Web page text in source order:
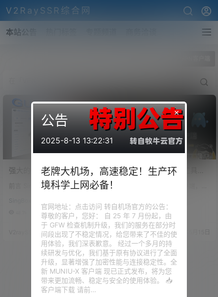
V2RaySSR综合网
本站公告
强大的代理工具！
GUI.For.SingBox 的正确食
用方式！SingBox 内核配
置，规则详细讲解，保姆级
前言 SingBox 大家也不陌生了，
理工具，几乎所有的平台都能够
免费的使用 因为其更新的速度
快，支持的协议广，而备受大家
的喜爱，更是被誉为代理界的“瑞
士军刀”。 但随着 GUI.For.SingB
ox 的出现，让这本身复杂的操
作，变得非常的简单。 视频演示
项目地址 SingBox 官网：点击访
问 SingBox GitHub：点击访问
GUI.For.SingBox…
SingBox
0
V2raySSR综合网 24年8月17日
最新科学上网客户端工具！
亮UI设计，强大的统计功
能。
今各类样式的可视化面板软件的
操作，一路走过来，相信在坐的
各位也是看到的太多太多了。 前
段时间，一款 UI 界面特别漂亮的
软件进入了我们的视线，没错，C
lash.Net，看这个名字，大家也
就明白了这个软件的开发语言以
及使用平台。 因为是需要使用 N
et 环境，所以此款软件目前也就
仅仅只支持Windows平台。既然
46.5k 0
V2raySSR综合网 21年5月15日
×
公告
2025-8-13 13:22:31
老牌大机场，高速稳定！生产环
境科学上网必备！
官网地址：点击访问 转自机场官方的公告：
尊敬的客户，您好： 自 25 年 7 月份起，由
于 GFW 检查机制升级，我们的服务在部分时
间段出现了不稳定情况，给您带来了不佳的使
用体验，我们深表歉意。 经过一个多月的持
续研发与优化，我们基于原有协议进行了全面
升级，显著增强了加密性能与连接稳定性。全
新 MUNIU-X 客户端 现已正式发布，将为您
带来更加流畅、稳定与安全的使用体验。 📥
客户端下载 请前…